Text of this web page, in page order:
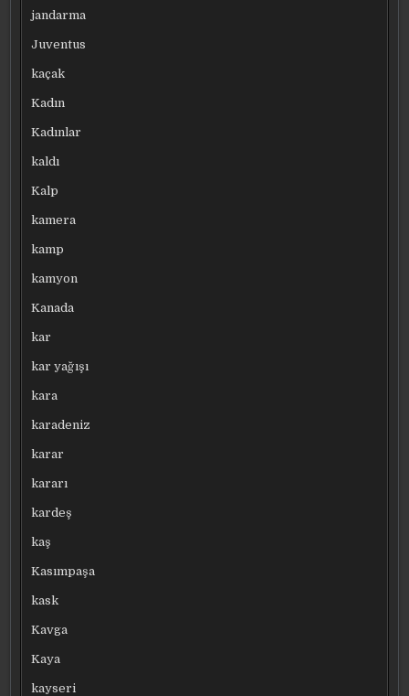
jandarma
Juventus
kaçak
Kadın
Kadınlar
kaldı
Kalp
kamera
kamp
kamyon
Kanada
kar
kar yağışı
kara
karadeniz
karar
kararı
kardeş
kaş
Kasımpaşa
kask
Kavga
Kaya
kayseri